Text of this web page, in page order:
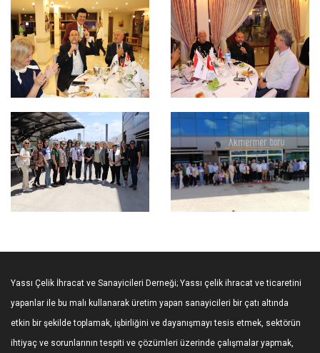
Yassı Çelik İhracat ve Sanayicileri Derneği; Yassı çelik ihracat ve ticaretini
yapanlar ile bu malı kullanarak üretim yapan sanayicileri bir çatı altında
etkin bir şekilde toplamak, işbirliğini ve dayanışmayı tesis etmek, sektörün
ihtiyaç ve sorunlarının tespiti ve çözümleri üzerinde çalışmalar yapmak,